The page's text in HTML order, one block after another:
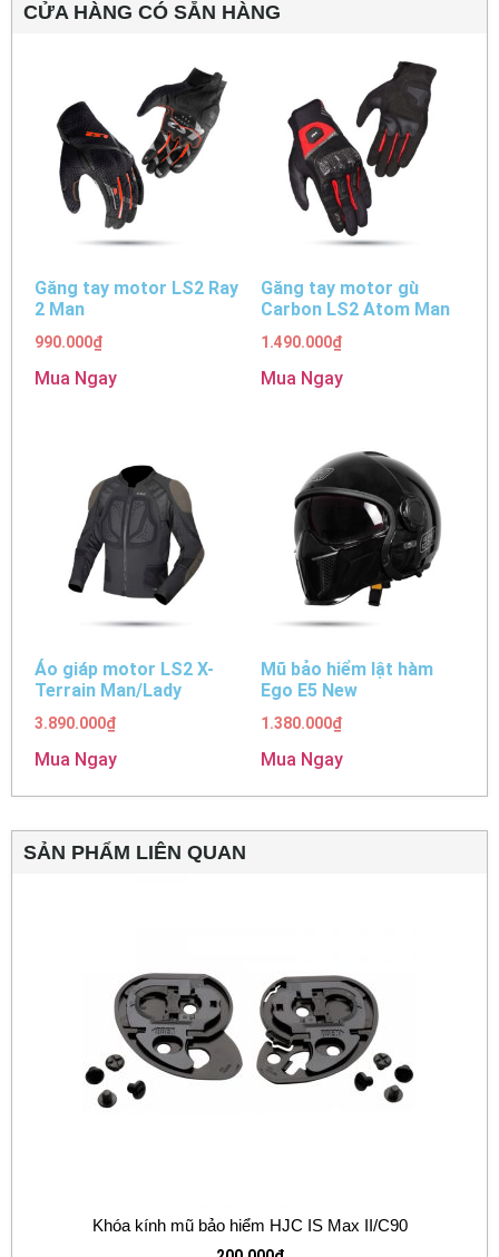
CỬA HÀNG CÓ SẴN HÀNG
Găng tay motor LS2 Ray
2 Man
990.000₫
Mua Ngay
Găng tay motor gù
Carbon LS2 Atom Man
1.490.000₫
Mua Ngay
Áo giáp motor LS2 X-
Terrain Man/Lady
3.890.000₫
Mua Ngay
Mũ bảo hiểm lật hàm
Ego E5 New
1.380.000₫
Mua Ngay
SẢN PHẨM LIÊN QUAN
Khóa kính mũ bảo hiểm HJC IS Max II/C90